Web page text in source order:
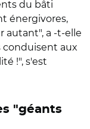
du bâti
énergivores,
autant", a -t-elle
conduisent aux
!", s'est
"géants